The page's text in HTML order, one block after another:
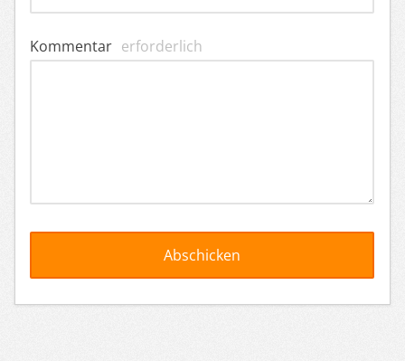
Kommentar erforderlich